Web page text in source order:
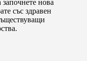
нова
със здравен